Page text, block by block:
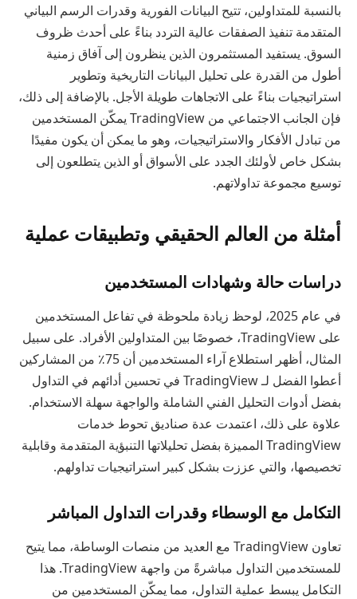
بالنسبة للمتداولين، تتيح البيانات الفورية وقدرات الرسم البياني
المتقدمة تنفيذ الصفقات عالية التردد بناءً على أحدث ظروف
السوق. يستفيد المستثمرون الذين ينظرون إلى آفاق زمنية
أطول من القدرة على تحليل البيانات التاريخية وتطوير
استراتيجيات بناءً على الاتجاهات طويلة الأجل. بالإضافة إلى ذلك،
فإن الجانب الاجتماعي من TradingView يمكّن المستخدمين
من تبادل الأفكار والاستراتيجيات، وهو ما يمكن أن يكون مفيدًا
بشكل خاص لأولئك الجدد على الأسواق أو الذين يتطلعون إلى
توسيع مجموعة تداولاتهم.
أمثلة من العالم الحقيقي وتطبيقات عملية
دراسات حالة وشهادات المستخدمين
في عام 2025، لوحظ زيادة ملحوظة في تفاعل المستخدمين
على TradingView، خصوصًا بين المتداولين الأفراد. على سبيل
المثال، أظهر استطلاع آراء المستخدمين أن 75٪ من المشاركين
أعطوا الفضل لـ TradingView في تحسين أدائهم في التداول
بفضل أدوات التحليل الفني الشاملة والواجهة سهلة الاستخدام.
علاوة على ذلك، اعتمدت عدة صناديق تحوط خدمات
TradingView المميزة بفضل تحليلاتها التنبؤية المتقدمة وقابلية
تخصيصها، والتي عززت بشكل كبير استراتيجيات تداولهم.
التكامل مع الوسطاء وقدرات التداول المباشر
تعاون TradingView مع العديد من منصات الوساطة، مما يتيح
للمستخدمين التداول مباشرةً من واجهة TradingView. هذا
التكامل يبسط عملية التداول، مما يمكّن المستخدمين من